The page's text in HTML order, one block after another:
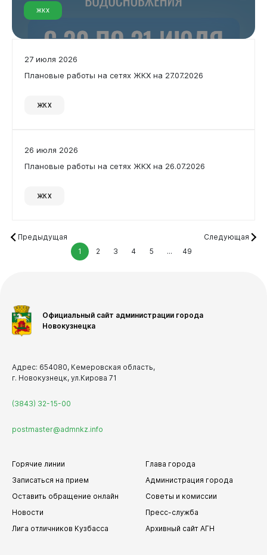
ЖКХ
27 июля 2026
Плановые работы на сетях ЖКХ на 27.07.2026
ЖКХ
26 июля 2026
Плановые работы на сетях ЖКХ на 26.07.2026
ЖКХ
Предыдущая
1
2 3 4 5 ... 49
Следующая
Официальный сайт администрации города
Новокузнецка
Адрес: 654080, Кемеровская область,
г. Новокузнецк, ул.Кирова 71
(3843) 32-15-00
postmaster@admnkz.info
Горячие линии
Записаться на прием
Оставить обращение онлайн
Новости
Лига отличников Кузбасса
Глава города
Администрация города
Советы и комиссии
Пресс-служба
Архивный сайт АГН